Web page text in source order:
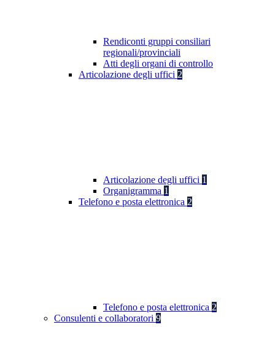
Rendiconti gruppi consiliari
regionali/provinciali
Atti degli organi di controllo
Articolazione degli uffici 2
Articolazione degli uffici 1
Organigramma 1
Telefono e posta elettronica 2
Telefono e posta elettronica 2
Consulenti e collaboratori 9